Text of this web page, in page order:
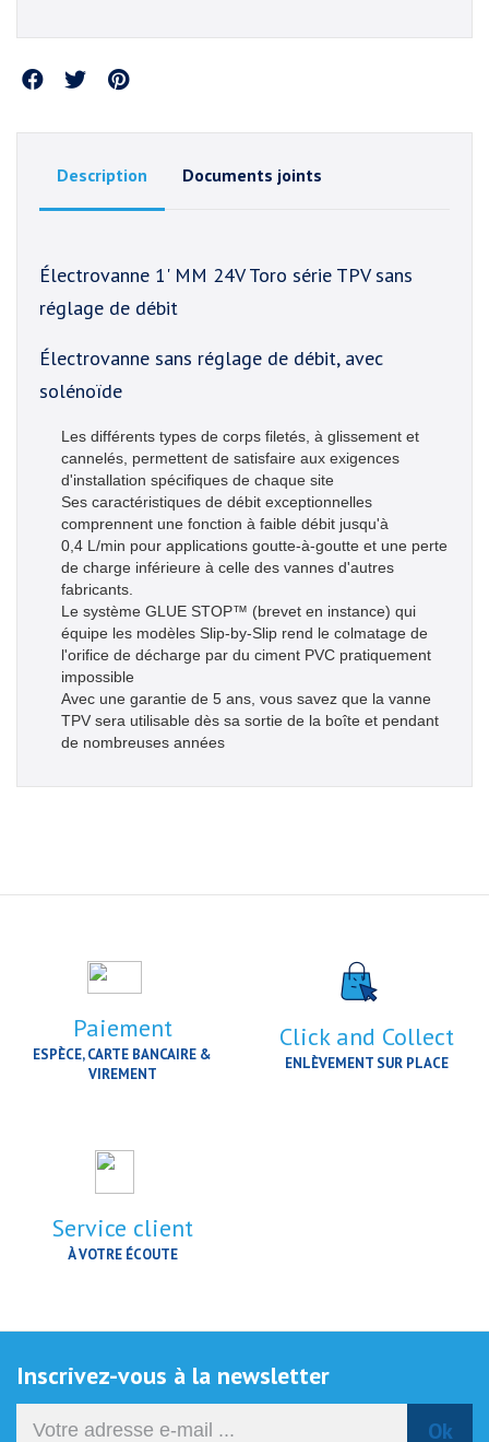
Partager
Description Documents joints
Électrovanne 1' MM 24V Toro série TPV sans
réglage de débit
Électrovanne sans réglage de débit, avec
solénoïde
Les différents types de corps filetés, à glissement et
cannelés, permettent de satisfaire aux exigences
d'installation spécifiques de chaque site
Ses caractéristiques de débit exceptionnelles
comprennent une fonction à faible débit jusqu'à
0,4 L/min pour applications goutte-à-goutte et une perte
de charge inférieure à celle des vannes d'autres
fabricants.
Le système GLUE STOP™ (brevet en instance) qui
équipe les modèles Slip-by-Slip rend le colmatage de
l'orifice de décharge par du ciment PVC pratiquement
impossible
Avec une garantie de 5 ans, vous savez que la vanne
TPV sera utilisable dès sa sortie de la boîte et pendant
de nombreuses années
Paiement
ESPÈCE, CARTE BANCAIRE &
VIREMENT
Click and Collect
ENLÈVEMENT SUR PLACE
Service client
À VOTRE ÉCOUTE
Inscrivez-vous à la newsletter